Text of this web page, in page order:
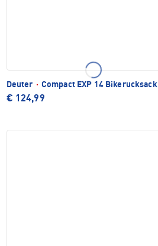
Deuter · Compact EXP 14 Bikerucksack
€ 124,99